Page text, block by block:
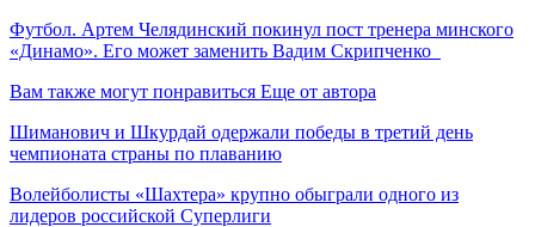
Футбол. Артем Челядинский покинул пост тренера минского
«Динамо». Его может заменить Вадим Скрипченко
Вам также могут понравиться Еще от автора
Шиманович и Шкурдай одержали победы в третий день
чемпионата страны по плаванию
Волейболисты «Шахтера» крупно обыграли одного из
лидеров российской Суперлиги